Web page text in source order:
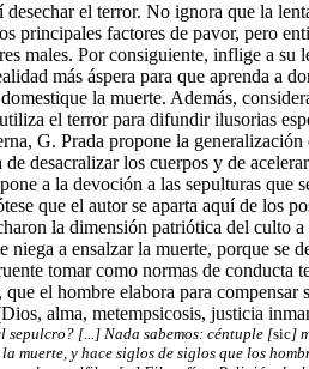
el terror. No ignora que la
principales factores de pavor, pero
males. Por consiguiente, inflige a su
más áspera para que aprenda a
la muerte. Además,
el terror para difundir ilusorias
G. Prada propone la generalización
desacralizar los cuerpos y de
a la devoción a las sepulturas que
que el autor se aparta aquí de los
la dimensión patriótica del culto
niega a ensalzar la muerte, porque se
tomar como normas de conducta
el hombre elabora para compensar
alma, metempsicosis, justicia
sepulcro? [...] Nada sabemos: céntuple [sic]
muerte, y hace siglos de siglos que los